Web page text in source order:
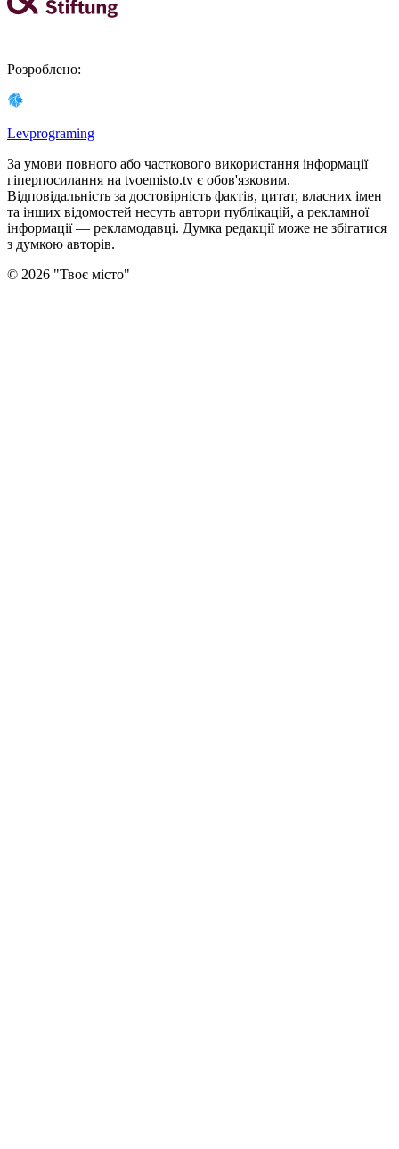
Розроблено:
Levprograming
За умови повного або часткового використання iнформацiї
гіперпосилання на tvoemisto.tv є обов'язковим.
Відповідальність за достовірність фактів, цитат, власних імен
та інших відомостей несуть автори публікацій, а рекламної
інформації — рекламодавці. Думка редакцiї може не збiгатися
з думкою авторiв.
© 2026 "Твоє місто"